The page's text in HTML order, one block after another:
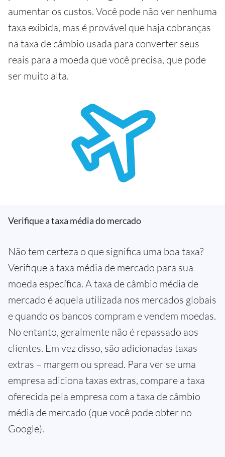
aumentar os custos. Você pode não ver nenhuma
taxa exibida, mas é provável que haja cobranças
na taxa de câmbio usada para converter seus
reais para a moeda que você precisa, que pode
ser muito alta.
Verifique a taxa média do mercado
Não tem certeza o que significa uma boa taxa?
Verifique a taxa média de mercado para sua
moeda específica. A taxa de câmbio média de
mercado é aquela utilizada nos mercados globais
e quando os bancos compram e vendem moedas.
No entanto, geralmente não é repassado aos
clientes. Em vez disso, são adicionadas taxas
extras – margem ou spread. Para ver se uma
empresa adiciona taxas extras, compare a taxa
oferecida pela empresa com a taxa de câmbio
média de mercado (que você pode obter no
Google).